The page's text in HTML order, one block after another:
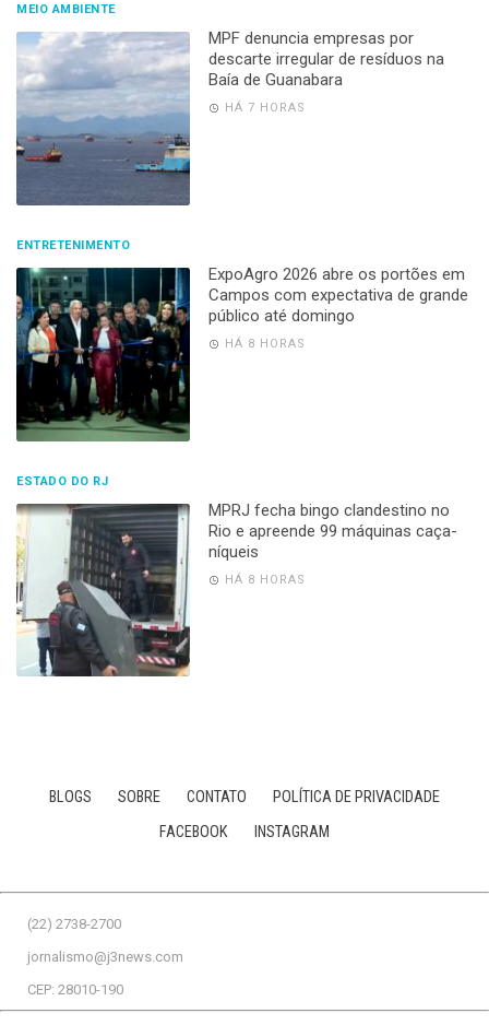
MEIO AMBIENTE
MPF denuncia empresas por
descarte irregular de resíduos na
Baía de Guanabara
HÁ 7 HORAS
ENTRETENIMENTO
ExpoAgro 2026 abre os portões em
Campos com expectativa de grande
público até domingo
HÁ 8 HORAS
ESTADO DO RJ
MPRJ fecha bingo clandestino no
Rio e apreende 99 máquinas caça-
níqueis
HÁ 8 HORAS
BLOGS SOBRE CONTATO
POLÍTICA DE PRIVACIDADE
FACEBOOK
INSTAGRAM
(22) 2738-2700
jornalismo@j3news.com
CEP: 28010-190